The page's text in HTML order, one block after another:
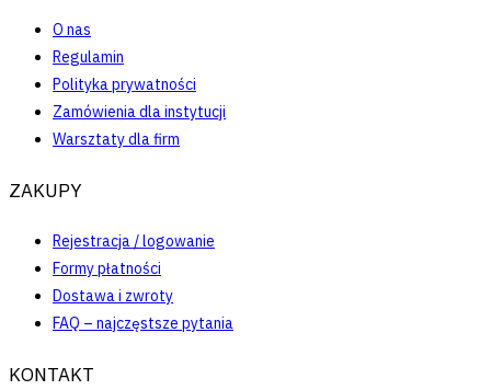
O nas
Regulamin
Polityka prywatności
Zamówienia dla instytucji
Warsztaty dla firm
ZAKUPY
Rejestracja / logowanie
Formy płatności
Dostawa i zwroty
FAQ – najczęstsze pytania
KONTAKT